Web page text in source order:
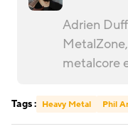
Adrien
metalcore
Tags : Heavy Metal Phil